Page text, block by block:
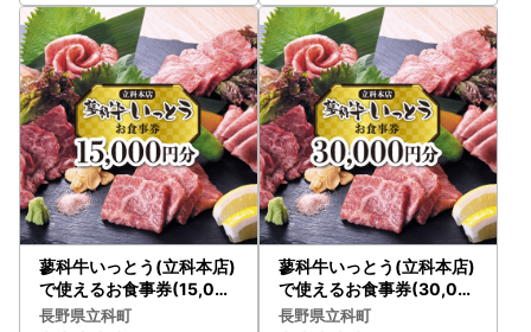
蓼科牛いっとう(立科本店)
で使えるお食事券(15,000
円分)
長野県立科町
蓼科牛いっとう(立科本店)
で使えるお食事券(30,00
0円分)
長野県立科町